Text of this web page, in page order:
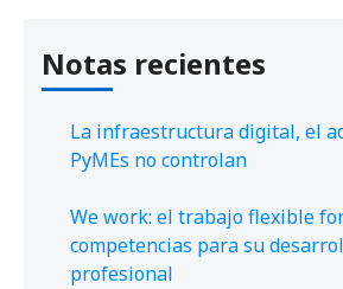
Notas recientes
La infraestructura digital, el
PyMEs no controlan
We work: el trabajo flexible
competencias para su
profesional